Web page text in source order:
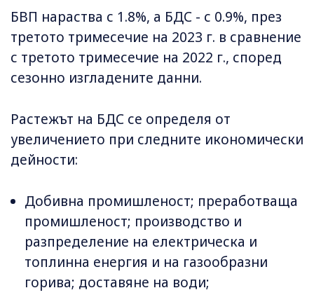
БВП нараства с 1.8%, а БДС - с 0.9%, през
третото тримесечие на 2023 г. в сравнение
с третото тримесечие на 2022 г., според
сезонно изгладените данни.
Растежът на БДС се определя от
увеличението при следните икономически
дейности:
Добивна промишленост; преработваща
промишленост; производство и
разпределение на електрическа и
топлинна енергия и на газообразни
горива; доставяне на води;